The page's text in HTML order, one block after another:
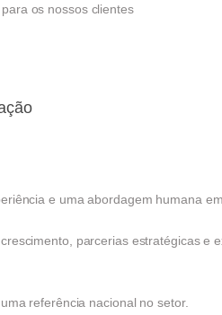
os nossos clientes
e uma abordagem humana
parcerias estratégicas e
referência nacional no setor.